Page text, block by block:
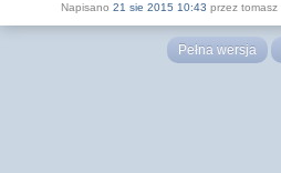
Napisano 21 sie 2015 10:43 przez tomasz
Pełna wersja